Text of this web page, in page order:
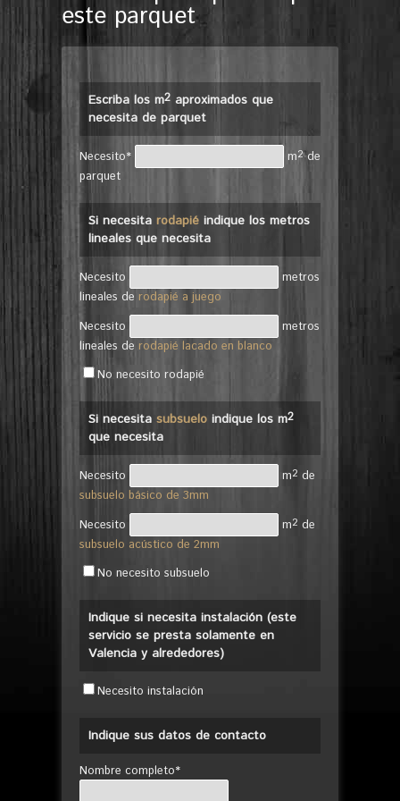
este parquet
Escriba los m2 aproximados que
necesita de parquet
Necesito* m2de
parquet
Si necesita rodapié indique los metros
lineales que necesita
Necesito
metros
lineales de rodapié a juego
Necesito
metros
lineales de rodapié lacado en blanco
No necesito rodapié
Si necesita subsuelo indique los m2
que necesita
Necesito m2 de
subsuelo básico de 3mm
Necesito
m2 de
subsuelo acústico de 2mm
No necesito subsuelo
Indique si necesita instalación (este
servicio se presta solamente en
Valencia y alrededores)
Necesito instalación
Indique sus datos de contacto
Nombre completo*